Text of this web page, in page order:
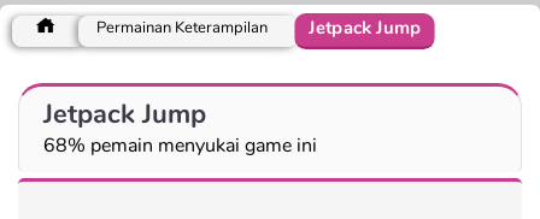
Permainan Keterampilan Jetpack Jump
Jetpack Jump
68% pemain menyukai game ini